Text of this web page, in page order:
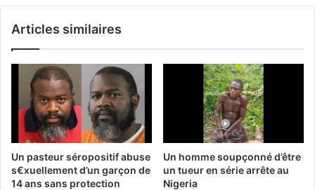
Articles similaires
Un pasteur séropositif abuse
s€xuellement d’un garçon de
14 ans sans protection
Un homme soupçonné d’être
un tueur en série arrête au
Nigeria